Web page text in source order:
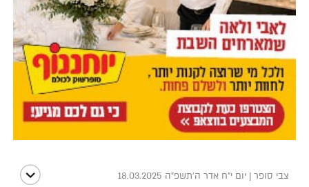
צבי סופר | יום י"ח אדר ה׳תשפ״ה 18.03.2025